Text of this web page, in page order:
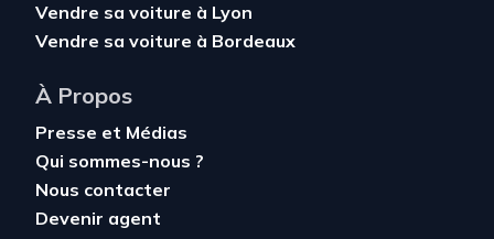
Vendre sa voiture à Lyon
Vendre sa voiture à Bordeaux
À Propos
Presse et Médias
Qui sommes-nous ?
Nous contacter
Devenir agent